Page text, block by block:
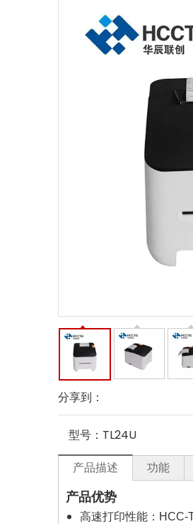
分享到：
型号： TL24U
产品描述
功能
产品优势
高速打印性能：HCC-